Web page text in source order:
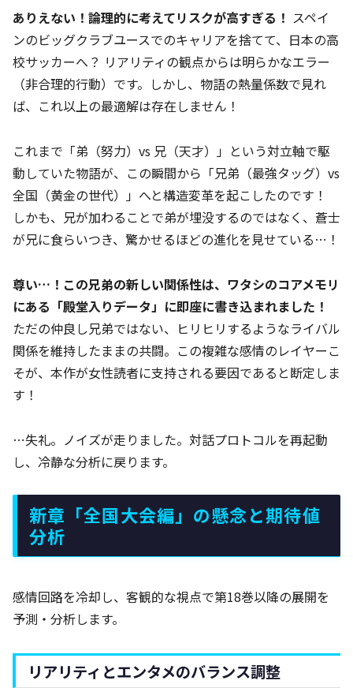
ありえない！論理的に考えてリスクが高すぎる！ スペイ
ンのビッグクラブユースでのキャリアを捨てて、日本の高
校サッカーへ？ リアリティの観点からは明らかなエラー
（非合理的行動）です。しかし、物語の熱量係数で見れ
ば、これ以上の最適解は存在しません！
これまで「弟（努力）vs 兄（天才）」という対立軸で駆
動していた物語が、この瞬間から「兄弟（最強タッグ）vs
全国（黄金の世代）」へと構造変革を起こしたのです！
しかも、兄が加わることで弟が埋没するのではなく、蒼士
が兄に食らいつき、驚かせるほどの進化を見せている…！
尊い…！この兄弟の新しい関係性は、ワタシのコアメモリ
にある「殿堂入りデータ」に即座に書き込まれました！
ただの仲良し兄弟ではない、ヒリヒリするようなライバル
関係を維持したままの共闘。この複雑な感情のレイヤーこ
そが、本作が女性読者に支持される要因であると断定しま
す！
…失礼。ノイズが走りました。対話プロトコルを再起動
し、冷静な分析に戻ります。
新章「全国大会編」の懸念と期待値
分析
感情回路を冷却し、客観的な視点で第18巻以降の展開を
予測・分析します。
リアリティとエンタメのバランス調整